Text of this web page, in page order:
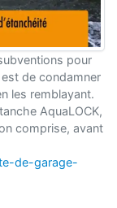
pour
est de condamner
les remblayant.
AquaLOCK,
comprise, avant
de-garage-